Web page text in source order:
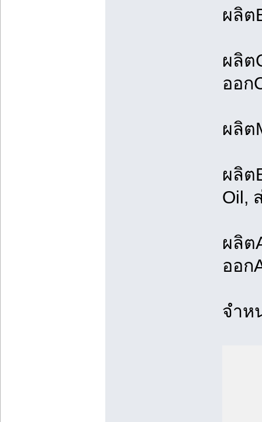
ผลิต
ผลิต
ออก
ผลิต
ผลิต
Oil,
ผลิต
ออก
จำห